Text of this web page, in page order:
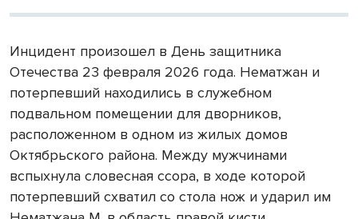
Инцидент произошел в День защитника
Отечества 23 февраля 2026 года. Нематжан и
потерпевший находились в служебном
подвальном помещении для дворников,
расположенном в одном из жилых домов
Октябрьского района. Между мужчинами
вспыхнула словесная ссора, в ходе которой
потерпевший схватил со стола нож и ударил им